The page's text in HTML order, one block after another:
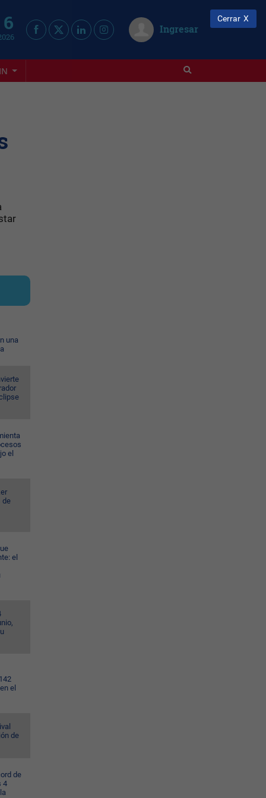
Ingresar
una
el
de
el
el
de
de
4
Cerrar